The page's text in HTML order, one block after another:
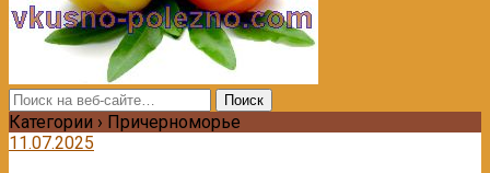
Категории › Причерноморье
11.07.2025